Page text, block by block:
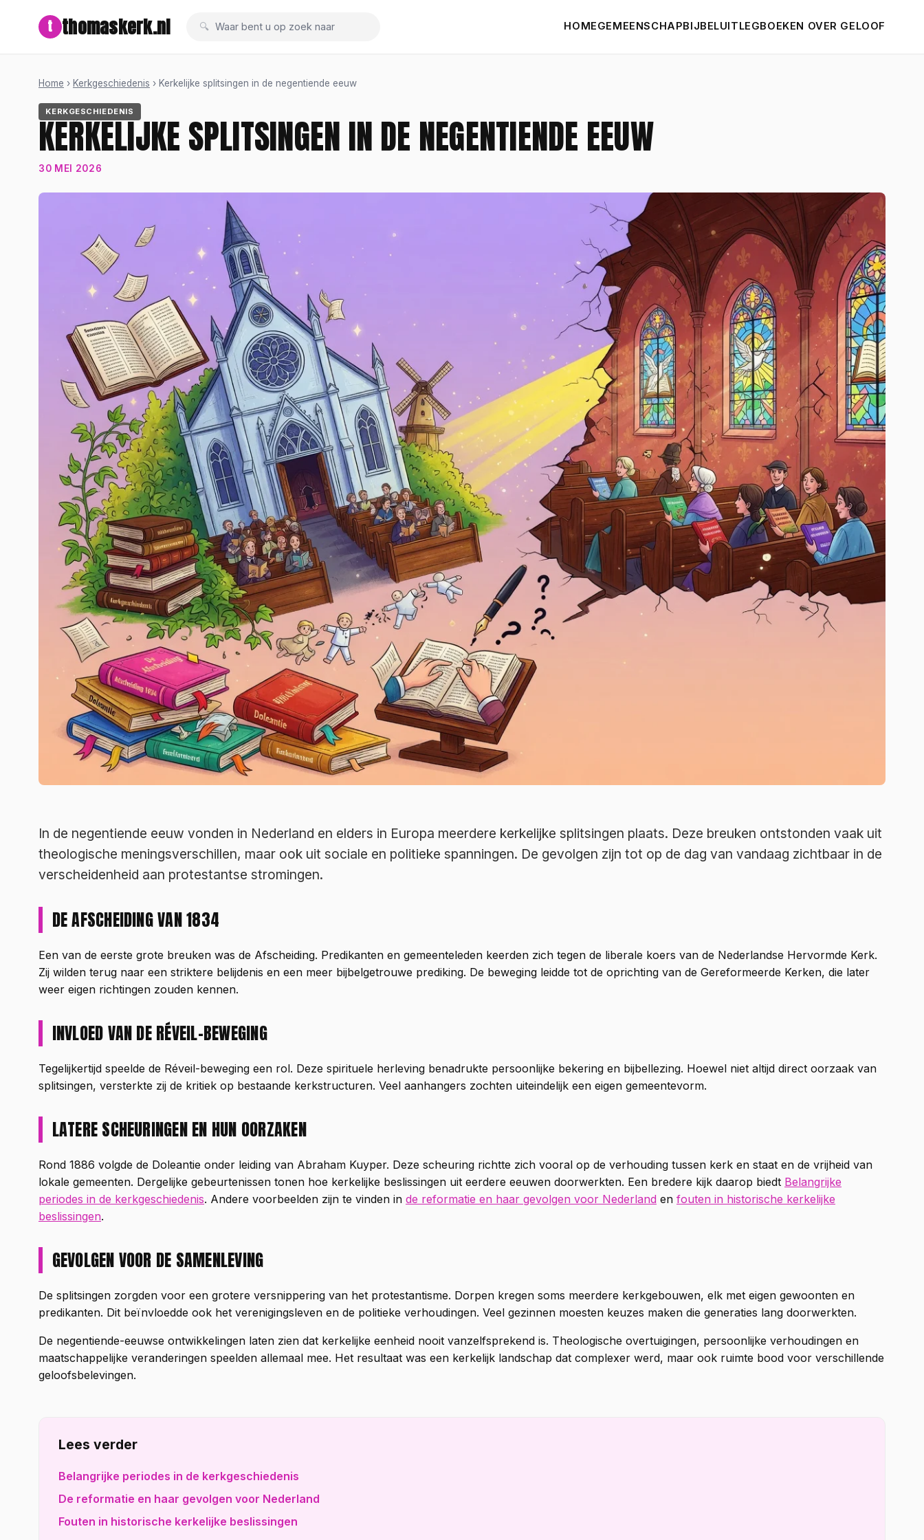
t thomaskerk.nl Waar bent u op zoek naar HOMEGEMEENSCHAPBIJBELUITLEGBOEKEN OVER GELOOF
Home › Kerkgeschiedenis › Kerkelijke splitsingen in de negentiende eeuw
KERKGESCHIEDENIS
KERKELIJKE SPLITSINGEN IN DE NEGENTIENDE EEUW
30 MEI 2026
In de negentiende eeuw vonden in Nederland en elders in Europa meerdere kerkelijke splitsingen plaats. Deze breuken ontstonden vaak uit
theologische meningsverschillen, maar ook uit sociale en politieke spanningen. De gevolgen zijn tot op de dag van vandaag zichtbaar in de
verscheidenheid aan protestantse stromingen.
DE AFSCHEIDING VAN 1834
Een van de eerste grote breuken was de Afscheiding. Predikanten en gemeenteleden keerden zich tegen de liberale koers van de Nederlandse Hervormde Kerk.
Zij wilden terug naar een striktere belijdenis en een meer bijbelgetrouwe prediking. De beweging leidde tot de oprichting van de Gereformeerde Kerken, die later
weer eigen richtingen zouden kennen.
INVLOED VAN DE RÉVEIL-BEWEGING
Tegelijkertijd speelde de Réveil-beweging een rol. Deze spirituele herleving benadrukte persoonlijke bekering en bijbellezing. Hoewel niet altijd direct oorzaak van
splitsingen, versterkte zij de kritiek op bestaande kerkstructuren. Veel aanhangers zochten uiteindelijk een eigen gemeentevorm.
LATERE SCHEURINGEN EN HUN OORZAKEN
Rond 1886 volgde de Doleantie onder leiding van Abraham Kuyper. Deze scheuring richtte zich vooral op de verhouding tussen kerk en staat en de vrijheid van
lokale gemeenten. Dergelijke gebeurtenissen tonen hoe kerkelijke beslissingen uit eerdere eeuwen doorwerkten. Een bredere kijk daarop biedt Belangrijke
periodes in de kerkgeschiedenis. Andere voorbeelden zijn te vinden in de reformatie en haar gevolgen voor Nederland en fouten in historische kerkelijke
beslissingen.
GEVOLGEN VOOR DE SAMENLEVING
De splitsingen zorgden voor een grotere versnippering van het protestantisme. Dorpen kregen soms meerdere kerkgebouwen, elk met eigen gewoonten en
predikanten. Dit beïnvloedde ook het verenigingsleven en de politieke verhoudingen. Veel gezinnen moesten keuzes maken die generaties lang doorwerkten.
De negentiende-eeuwse ontwikkelingen laten zien dat kerkelijke eenheid nooit vanzelfsprekend is. Theologische overtuigingen, persoonlijke verhoudingen en
maatschappelijke veranderingen speelden allemaal mee. Het resultaat was een kerkelijk landschap dat complexer werd, maar ook ruimte bood voor verschillende
geloofsbelevingen.
Lees verder
Belangrijke periodes in de kerkgeschiedenis
De reformatie en haar gevolgen voor Nederland
Fouten in historische kerkelijke beslissingen